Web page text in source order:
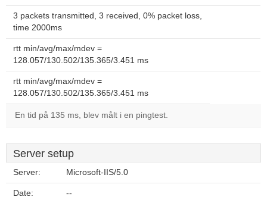
3 packets transmitted, 3 received, 0% packet loss,
time 2000ms
rtt min/avg/max/mdev =
128.057/130.502/135.365/3.451 ms
rtt min/avg/max/mdev =
128.057/130.502/135.365/3.451 ms
En tid på 135 ms, blev målt i en pingtest.
Server setup
Server: Microsoft-IIS/5.0
Date: --